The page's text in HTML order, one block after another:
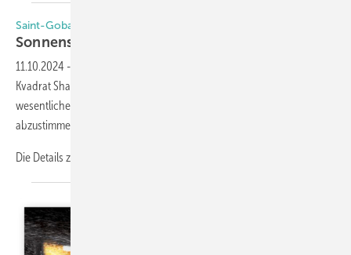
Saint-Gobain | Kvadrat Shade
Sonnenschutz -Partner
11.10.2024 -
Kvadrat Shade zielt darauf ab, Glas und Verschattung, zwei
wesentliche Elemente moderner Fassaden , optimal aufeinander
abzustimmen, um ihr technisches Potenzial voll auszuschöpfen.
Die Details zu der neuen Partnerschaft finden Sie auf Seite